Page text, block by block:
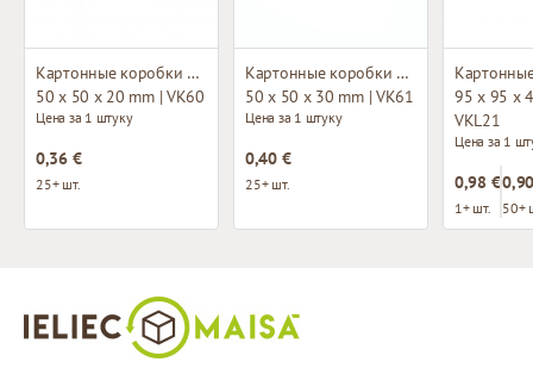
Картонные коробки без окна
50 x 50 x 20 mm | VK60
Цена за 1 штуку
0,36 €
25+ шт.
Картонные коробки без окна
50 x 50 x 30 mm | VK61
Цена за 1 штуку
0,40 €
25+ шт.
95 x 95 x
VKL21
Цена за 1
0,98 €
1+ шт. 50+